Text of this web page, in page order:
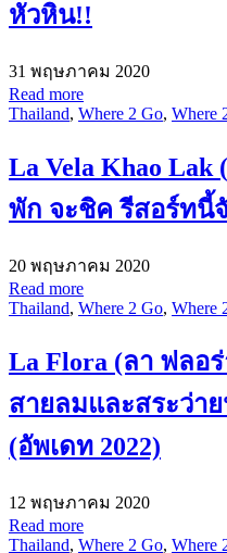
หัวหิน!!
31 พฤษภาคม 2020
Read more
Thailand, Where 2 Go, Where
La Vela Khao Lak
พัก จะชิค รีสอร์ทนี้
20 พฤษภาคม 2020
Read more
Thailand, Where 2 Go, Where
La Flora (ลา ฟลอ
สายลมและสระว่า
(อัพเดท 2022)
12 พฤษภาคม 2020
Read more
Thailand, Where 2 Go, Where